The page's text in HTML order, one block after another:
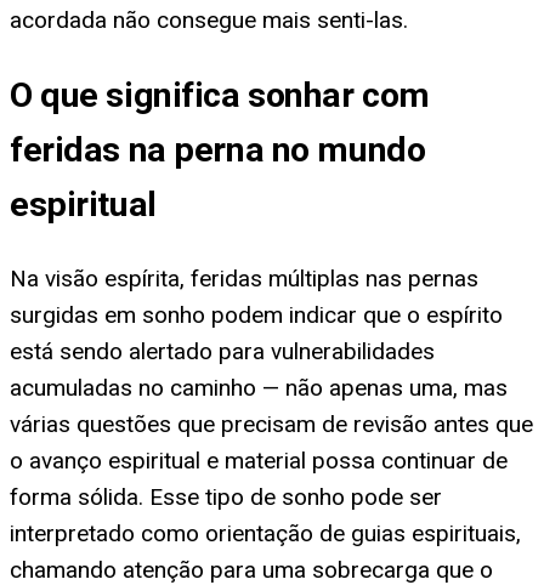
acordada não consegue mais senti-las.
O que significa sonhar com
feridas na perna no mundo
espiritual
Na visão espírita, feridas múltiplas nas pernas
surgidas em sonho podem indicar que o espírito
está sendo alertado para vulnerabilidades
acumuladas no caminho — não apenas uma, mas
várias questões que precisam de revisão antes que
o avanço espiritual e material possa continuar de
forma sólida. Esse tipo de sonho pode ser
interpretado como orientação de guias espirituais,
chamando atenção para uma sobrecarga que o